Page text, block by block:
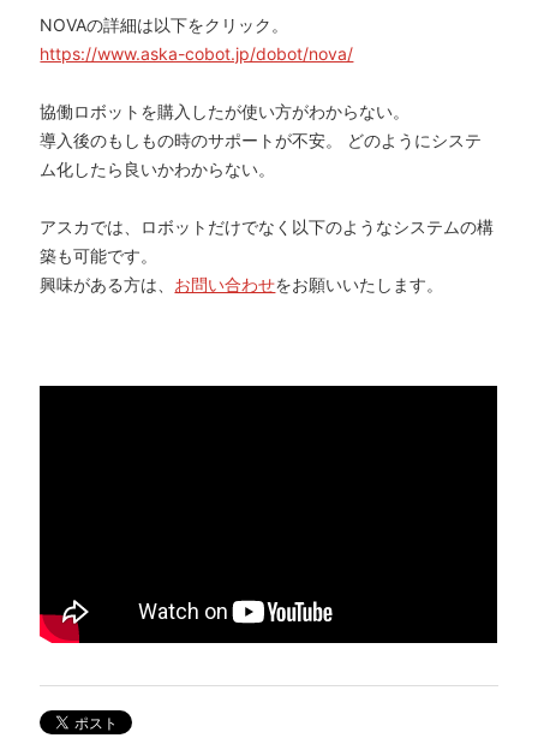
NOVAの詳細は以下をクリック。
https://www.aska-cobot.jp/dobot/nova/
協働ロボットを購入したが使い方がわからない。
導入後のもしもの時のサポートが不安。 どのようにシステ
ム化したら良いかわからない。
アスカでは、ロボットだけでなく以下のようなシステムの構
築も可能です。
興味がある方は、 お問い合わせをお願いいたします。